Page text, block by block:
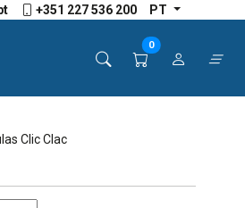
+351 227 536 200 PT
0
Clic Clac